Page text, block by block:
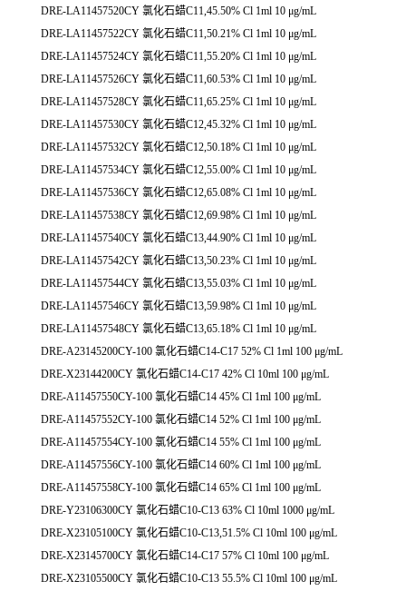
DRE-LA11457520CY 氯化石蜡C11,45.50% Cl 1ml 10 μg/mL
DRE-LA11457522CY 氯化石蜡C11,50.21% Cl 1ml 10 μg/mL
DRE-LA11457524CY 氯化石蜡C11,55.20% Cl 1ml 10 μg/mL
DRE-LA11457526CY 氯化石蜡C11,60.53% Cl 1ml 10 μg/mL
DRE-LA11457528CY 氯化石蜡C11,65.25% Cl 1ml 10 μg/mL
DRE-LA11457530CY 氯化石蜡C12,45.32% Cl 1ml 10 μg/mL
DRE-LA11457532CY 氯化石蜡C12,50.18% Cl 1ml 10 μg/mL
DRE-LA11457534CY 氯化石蜡C12,55.00% Cl 1ml 10 μg/mL
DRE-LA11457536CY 氯化石蜡C12,65.08% Cl 1ml 10 μg/mL
DRE-LA11457538CY 氯化石蜡C12,69.98% Cl 1ml 10 μg/mL
DRE-LA11457540CY 氯化石蜡C13,44.90% Cl 1ml 10 μg/mL
DRE-LA11457542CY 氯化石蜡C13,50.23% Cl 1ml 10 μg/mL
DRE-LA11457544CY 氯化石蜡C13,55.03% Cl 1ml 10 μg/mL
DRE-LA11457546CY 氯化石蜡C13,59.98% Cl 1ml 10 μg/mL
DRE-LA11457548CY 氯化石蜡C13,65.18% Cl 1ml 10 μg/mL
DRE-A23145200CY-100 氯化石蜡C14-C17 52% Cl 1ml 100 μg/mL
DRE-X23144200CY 氯化石蜡C14-C17 42% Cl 10ml 100 μg/mL
DRE-A11457550CY-100 氯化石蜡C14 45% Cl 1ml 100 μg/mL
DRE-A11457552CY-100 氯化石蜡C14 52% Cl 1ml 100 μg/mL
DRE-A11457554CY-100 氯化石蜡C14 55% Cl 1ml 100 μg/mL
DRE-A11457556CY-100 氯化石蜡C14 60% Cl 1ml 100 μg/mL
DRE-A11457558CY-100 氯化石蜡C14 65% Cl 1ml 100 μg/mL
DRE-Y23106300CY 氯化石蜡C10-C13 63% Cl 10ml 1000 μg/mL
DRE-X23105100CY 氯化石蜡C10-C13,51.5% Cl 10ml 100 μg/mL
DRE-X23145700CY 氯化石蜡C14-C17 57% Cl 10ml 100 μg/mL
DRE-X23105500CY 氯化石蜡C10-C13 55.5% Cl 10ml 100 μg/mL